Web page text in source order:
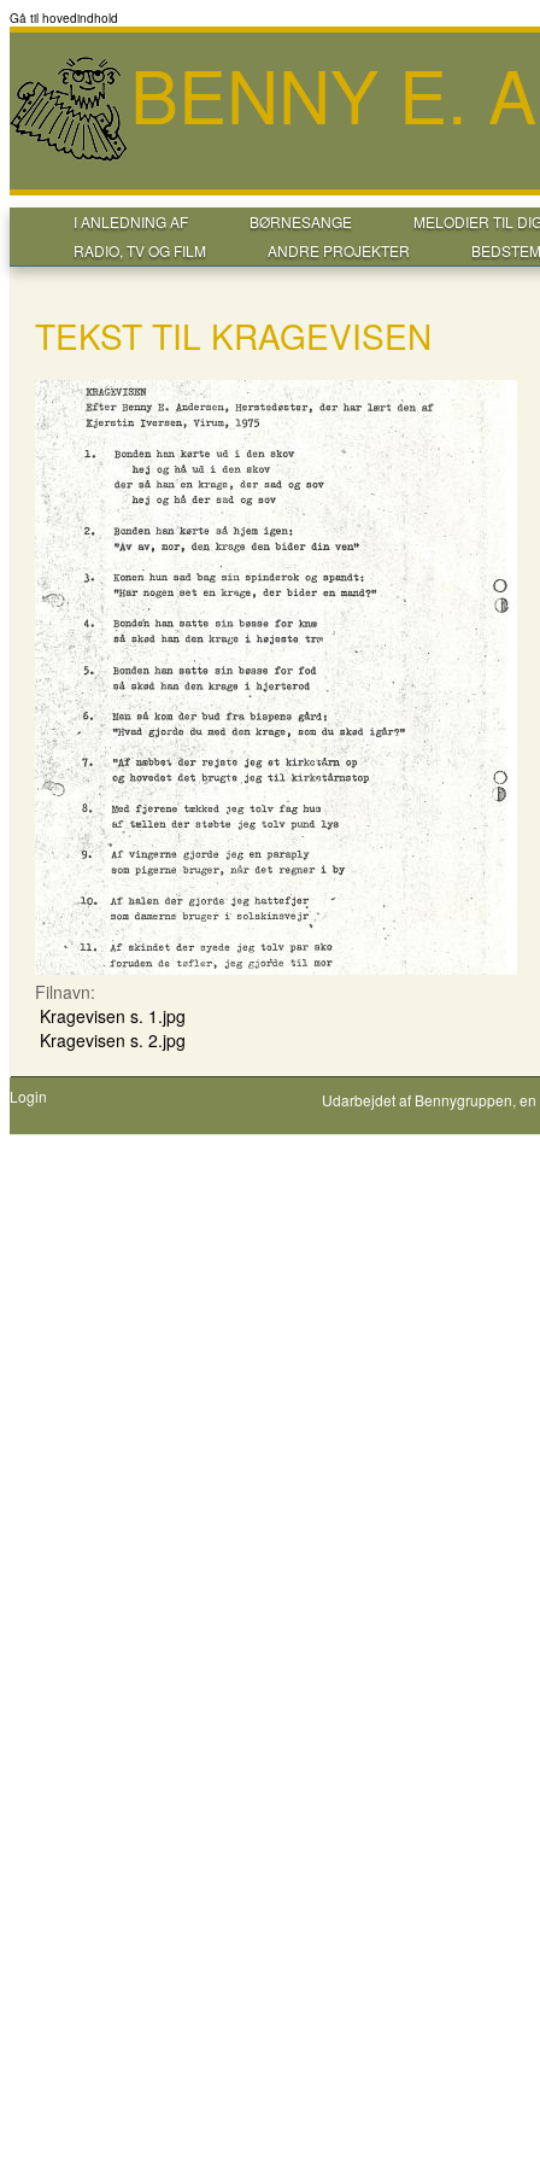
Gå til hovedindhold
BENNY E.
I ANLEDNING AF BØRNESANGE
MELODIER TIL
RADIO, TV OG FILM
ANDRE PROJEKTER
TEKST TIL KRAGEVISEN
Filnavn:
Kragevisen s. 1.jpg
Kragevisen s. 2.jpg
Login Udarbejdet af Bennygruppen,